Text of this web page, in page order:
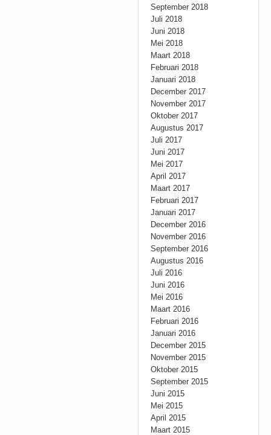
September 2018
Juli 2018
Juni 2018
Mei 2018
Maart 2018
Februari 2018
Januari 2018
December 2017
November 2017
Oktober 2017
Augustus 2017
Juli 2017
Juni 2017
Mei 2017
April 2017
Maart 2017
Februari 2017
Januari 2017
December 2016
November 2016
September 2016
Augustus 2016
Juli 2016
Juni 2016
Mei 2016
Maart 2016
Februari 2016
Januari 2016
December 2015
November 2015
Oktober 2015
September 2015
Juni 2015
Mei 2015
April 2015
Maart 2015